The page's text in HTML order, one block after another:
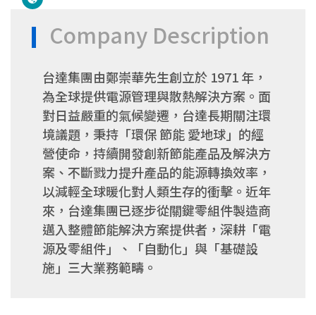
Company Description
台達集團由鄭崇華先生創立於 1971 年，
為全球提供電源管理與散熱解決方案。面
對日益嚴重的氣候變遷，台達長期關注環
境議題，秉持「環保 節能 愛地球」的經
營使命，持續開發創新節能產品及解決方
案、不斷戮力提升產品的能源轉換效率，
以減輕全球暖化對人類生存的衝擊。近年
來，台達集團已逐步從關鍵零組件製造商
邁入整體節能解決方案提供者，深耕「電
源及零組件」、「自動化」與「基礎設
施」三大業務範疇。